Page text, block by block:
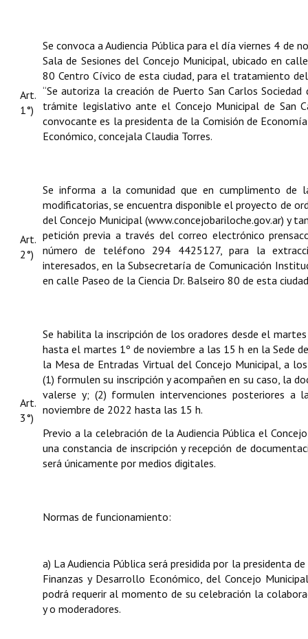
Art.
1°)
Se convoca a Audiencia Pública para el día viernes 4 de
Sala de Sesiones del Concejo Municipal, ubicado en
80 Centro Cívico de esta ciudad, para el tratamiento
“Se autoriza la creación de Puerto San Carlos Sociedad
trámite legislativo ante el Concejo Municipal de San
convocante es la presidenta de la Comisión de
Económico, concejala Claudia Torres.
Art.
2°)
Se informa a la comunidad que en cumplimento de
modificatorias, se encuentra disponible el proyecto de
del Concejo Municipal (www.concejobariloche.gov.ar) y
petición previa a través del correo electrónico
número de teléfono 294 4425127, para la
interesados, en la Subsecretaría de Comunicación
en calle Paseo de la Ciencia Dr. Balseiro 80 de esta
Art.
3°)
Se habilita la inscripción de los oradores desde el
hasta el martes 1º de noviembre a las 15 h en la Sede
la Mesa de Entradas Virtual del Concejo Municipal, a
(1) formulen su inscripción y acompañen en su caso, la
valerse y; (2) formulen intervenciones posteriores a
noviembre de 2022 hasta las 15 h.
Previo a la celebración de la Audiencia Pública el
una constancia de inscripción y recepción de
será únicamente por medios digitales.
Normas de funcionamiento:
a) La Audiencia Pública será presidida por la presidenta
Finanzas y Desarrollo Económico, del Concejo
podrá requerir al momento de su celebración la
y o moderadores.